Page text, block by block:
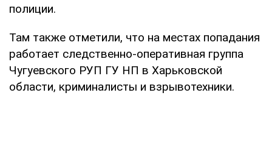
полиции.
Там также отметили, что на местах попадания
работает следственно-оперативная группа
Чугуевского РУП ГУ НП в Харьковской
области, криминалисты и взрывотехники.